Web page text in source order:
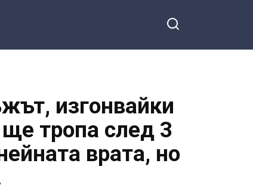
изгонвайки
тропа след 3
врата, но